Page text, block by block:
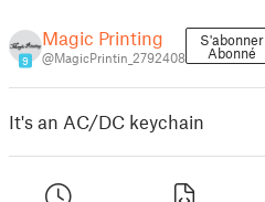
9
Magic Printing
@MagicPrintin_2792408
S'abonner
Abonné
It's an AC/DC keychain